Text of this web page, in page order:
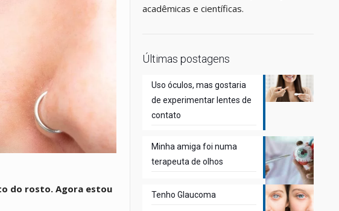
do rosto. Agora estou
acadêmicas e científicas.
Últimas postagens
Uso óculos, mas gostaria
de experimentar lentes de
contato
Minha amiga foi numa
terapeuta de olhos
Tenho Glaucoma